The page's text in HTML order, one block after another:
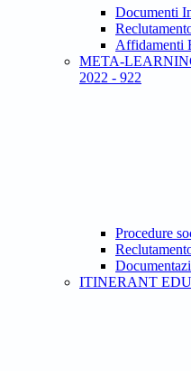
Documenti
Affidamenti
META-
2022 - 922
Procedure
ITINERANT